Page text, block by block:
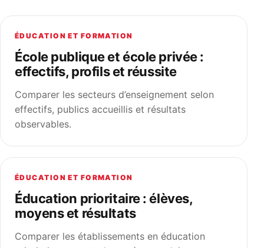
ÉDUCATION ET FORMATION
École publique et école privée :
effectifs, profils et réussite
Comparer les secteurs d’enseignement selon
effectifs, publics accueillis et résultats
observables.
ÉDUCATION ET FORMATION
Éducation prioritaire : élèves,
moyens et résultats
Comparer les établissements en éducation